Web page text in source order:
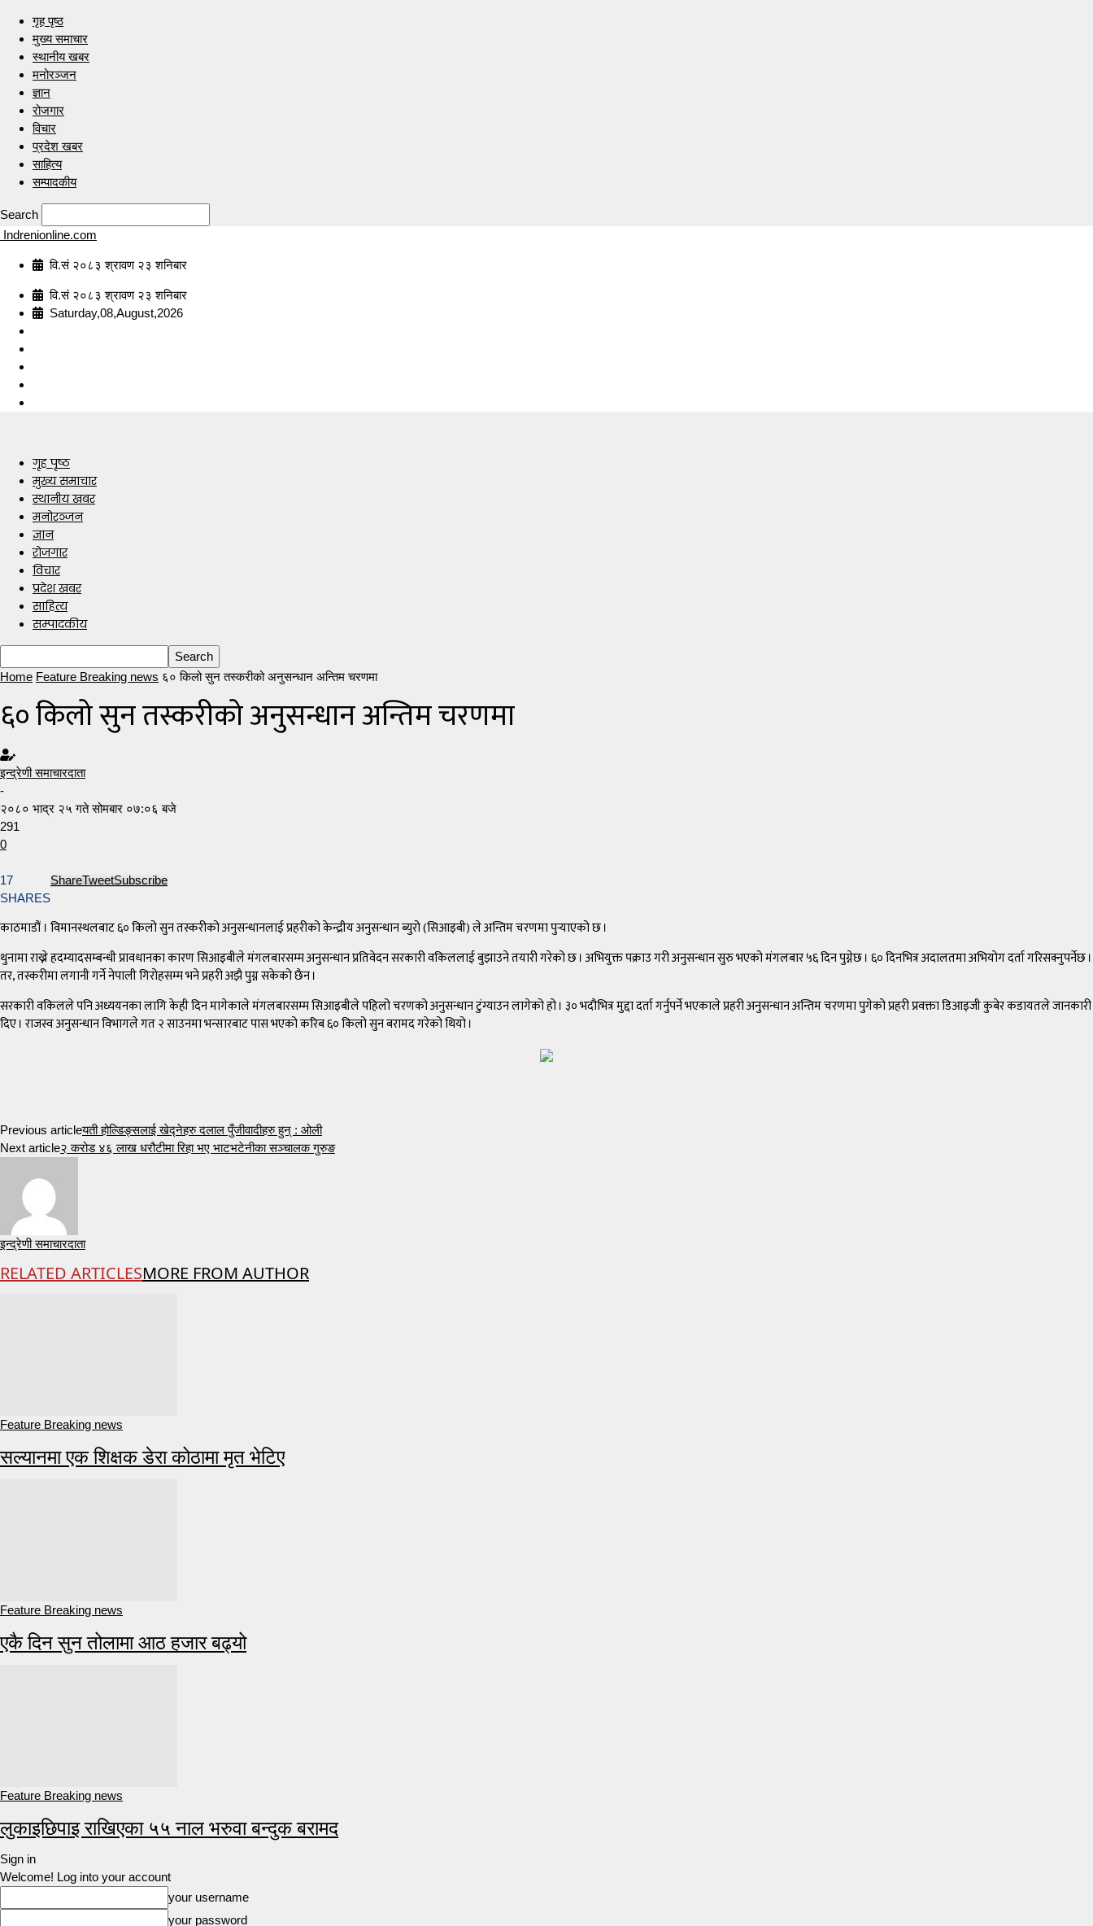
गृह पृष्ठ
मुख्य समाचार
स्थानीय खबर
मनोरञ्जन
ज्ञान
रोजगार
विचार
प्रदेश खबर
साहित्य
सम्पादकीय
Search
Indrenionline.com
वि.सं २०८३ श्रावण २३ शनिबार
वि.सं २०८३ श्रावण २३ शनिबार
Saturday,08,August,2026
गृह पृष्ठ
मुख्य समाचार
स्थानीय खबर
मनोरञ्जन
ज्ञान
रोजगार
विचार
प्रदेश खबर
साहित्य
सम्पादकीय
Home Feature Breaking news ६० किलो सुन तस्करीको अनुसन्धान अन्तिम चरणमा
६० किलो सुन तस्करीको अनुसन्धान अन्तिम चरणमा
इन्द्रेणी समाचारदाता
-
२०८० भाद्र २५ गते सोमबार ०७:०६ बजे
291
0
17
SHARES
ShareTweetSubscribe
काठमाडौं । विमानस्थलबाट ६० किलो सुन तस्करीको अनुसन्धानलाई प्रहरीको केन्द्रीय अनुसन्धान ब्युरो (सिआइबी) ले अन्तिम चरणमा पुर्‍याएको छ ।
थुनामा राख्ने हदम्यादसम्बन्धी प्रावधानका कारण सिआइबीले मंगलबारसम्म अनुसन्धान प्रतिवेदन सरकारी वकिललाई बुझाउने तयारी गरेको छ । अभियुक्त पक्राउ गरी अनुसन्धान सुरु भएको मंगलबार ५६ दिन पुग्नेछ । ६० दिनभित्र अदालतमा अभियोग दर्ता गरिसक्नुपर्नेछ ।
तर, तस्करीमा लगानी गर्ने नेपाली गिरोहसम्म भने प्रहरी अझै पुग्न सकेको छैन ।
सरकारी वकिलले पनि अध्ययनका लागि केही दिन मागेकाले मंगलबारसम्म सिआइबीले पहिलो चरणको अनुसन्धान टुंग्याउन लागेको हो । ३० भदौभित्र मुद्दा दर्ता गर्नुपर्ने भएकाले प्रहरी अनुसन्धान अन्तिम चरणमा पुगेको प्रहरी प्रवक्ता डिआइजी कुबेर कडायतले जानकारी
दिए । राजस्व अनुसन्धान विभागले गत २ साउनमा भन्सारबाट पास भएको करिब ६० किलो सुन बरामद गरेको थियो ।
Previous articleयती होल्डिङ्सलाई खेद्नेहरु दलाल पुँजीवादीहरु हुन् : ओली
Next article२ करोड ४६ लाख धरौटीमा रिहा भए भाटभटेनीका सञ्चालक गुरुङ
इन्द्रेणी समाचारदाता
RELATED ARTICLESMORE FROM AUTHOR
Feature Breaking news
सल्यानमा एक शिक्षक डेरा कोठामा मृत भेटिए
Feature Breaking news
एकै दिन सुन तोलामा आठ हजार बढ्यो
Feature Breaking news
लुकाइछिपाइ राखिएका ५५ नाल भरुवा बन्दुक बरामद
Sign in
Welcome! Log into your account
your username
your password